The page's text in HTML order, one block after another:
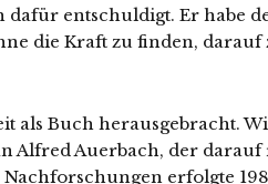
dafür ent­schul­digt. Er habe
die Kraft zu fin­den, dar­auf
als Buch her­aus­ge­bracht.
Alfred Auerbach, der dar­auf
erfolg­te